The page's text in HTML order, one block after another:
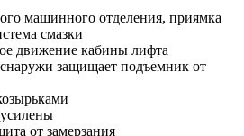
машинного отделения, приямка
смазки
движение кабины лифта
защищает подъемник от
от замерзания